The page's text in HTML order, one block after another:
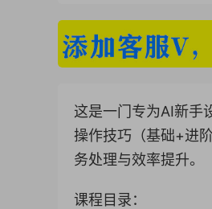
这是一门专为AI新手
操作技巧（基础+进
务处理与效率提升。
课程目录：